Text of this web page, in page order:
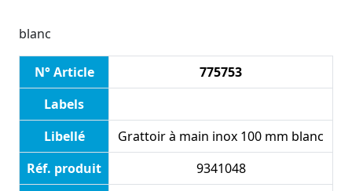
blanc
N° Article
775753
Labels
Libellé
Grattoir à main inox 100 mm blanc
Réf. produit
9341048